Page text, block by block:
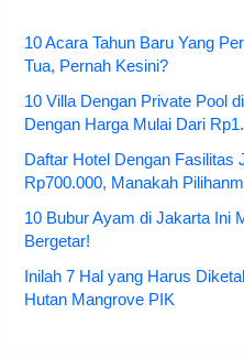
10 Acara Tahun Baru Yang
Tua, Pernah Kesini?
10 Villa Dengan Private Pool
Dengan Harga Mulai Dari
Daftar Hotel Dengan
Rp700.000, Manakah
10 Bubur Ayam di Jakarta Ini
Bergetar!
Inilah 7 Hal yang Harus
Hutan Mangrove PIK